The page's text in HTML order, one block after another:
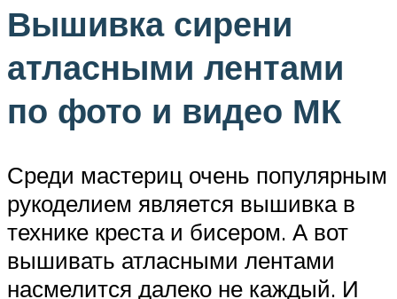
Вышивка сирени
атласными лентами
по фото и видео МК
Среди мастериц очень популярным
рукоделием является вышивка в
технике креста и бисером. А вот
вышивать атласными лентами
насмелится далеко не каждый. И